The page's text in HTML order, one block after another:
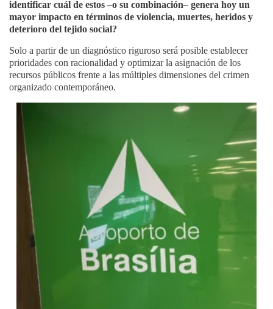
identificar cuál de estos–o su combinación– genera hoy un
mayor impacto en términos de violencia, muertes, heridos y
deterioro del tejido social?
Solo a partir de un diagnóstico riguroso será posible establecer
prioridades con racionalidad y optimizar la asignación de los
recursos públicos frente a las múltiples dimensiones del crimen
organizado contemporáneo.